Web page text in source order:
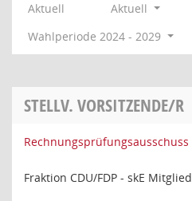
Aktuell
Aktuell
Wahlperiode 2024 - 2029
STELLV. VORSITZENDE/R
Rechnungsprüfungsausschuss
Fraktion CDU/FDP - skE Mitglied